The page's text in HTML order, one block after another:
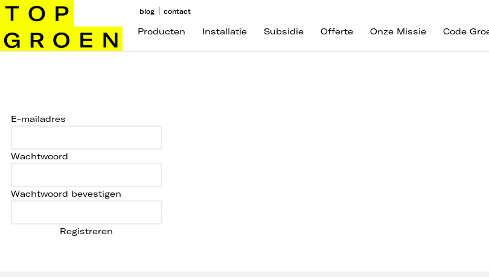
blog contact
Producten Installatie Subsidie Offerte Onze Missie Code
E-mailadres
Wachtwoord
Wachtwoord bevestigen
Registreren